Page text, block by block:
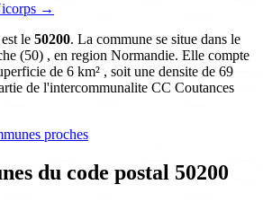
→
le 50200. La commune se situe dans le
(50) , en region Normandie. Elle compte
de 6 km² , soit une densite de 69
de l'intercommunalite CC Coutances
proches
du code postal 50200